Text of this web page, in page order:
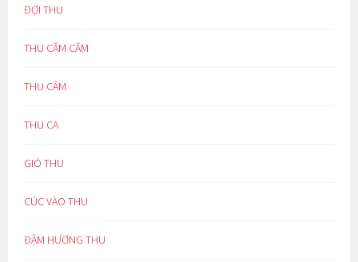
ĐỢI THU
THU CĂM CĂM
THU CẢM
THU CA
GIÓ THU
CÚC VÀO THU
ĐẬM HƯƠNG THU